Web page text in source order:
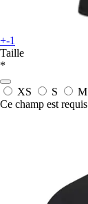
+-1
Taille
*
XS S M
Ce champ est requis